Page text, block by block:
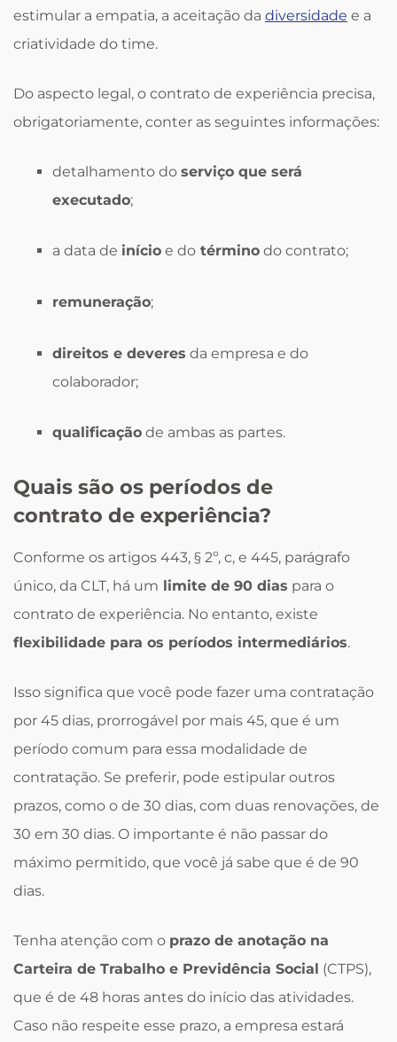
estimular a empatia, a aceitação da diversidade e a
criatividade do time.
Do aspecto legal, o contrato de experiência precisa,
obrigatoriamente, conter as seguintes informações:
detalhamento do serviço que será
executado;
a data de início e do término do contrato;
remuneração;
direitos e deveres da empresa e do
colaborador;
qualificação de ambas as partes.
Quais são os períodos de
contrato de experiência?
Conforme os artigos 443, § 2º, c, e 445, parágrafo
único, da CLT, há um limite de 90 dias para o
contrato de experiência. No entanto, existe
flexibilidade para os períodos intermediários.
Isso significa que você pode fazer uma contratação
por 45 dias, prorrogável por mais 45, que é um
período comum para essa modalidade de
contratação. Se preferir, pode estipular outros
prazos, como o de 30 dias, com duas renovações, de
30 em 30 dias. O importante é não passar do
máximo permitido, que você já sabe que é de 90
dias.
Tenha atenção com o prazo de anotação na
Carteira de Trabalho e Previdência Social (CTPS),
que é de 48 horas antes do início das atividades.
Caso não respeite esse prazo, a empresa estará